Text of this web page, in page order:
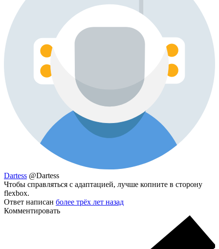
Dartess @Dartess
Чтобы справляться с адаптацией, лучше копните в сторону
flexbox.
Ответ написан более трёх лет назад
Комментировать